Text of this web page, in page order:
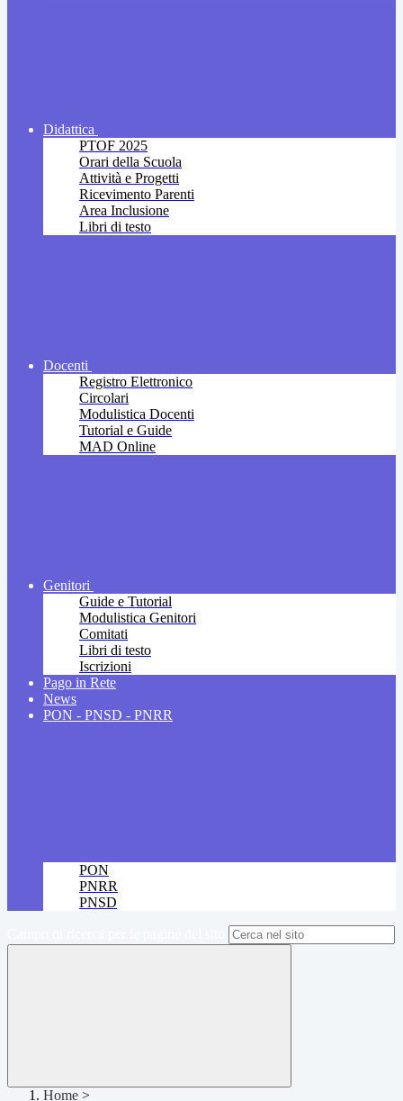
Didattica
PTOF 2025
Orari della Scuola
Attività e Progetti
Ricevimento Parenti
Area Inclusione
Libri di testo
Docenti
Registro Elettronico
Circolari
Modulistica Docenti
Tutorial e Guide
MAD Online
Genitori
Guide e Tutorial
Modulistica Genitori
Comitati
Libri di testo
Iscrizioni
Pago in Rete
News
PON - PNSD - PNRR
PON
PNRR
PNSD
Home >